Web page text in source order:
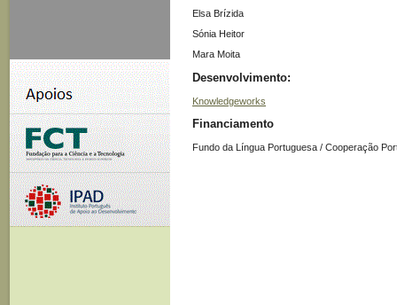
Elsa Brízida
Sónia Heitor
Mara Moita
Desenvolvimento:
Knowledgeworks
Financiamento
Fundo da Língua Portuguesa / Cooperação